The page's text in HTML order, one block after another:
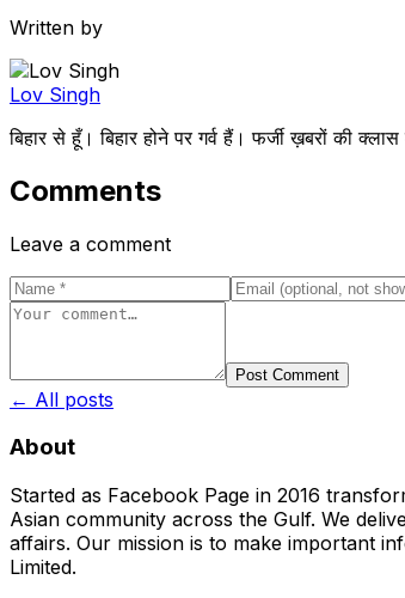
Written by
Lov Singh
बिहार से हूँ। बिहार होने पर गर्व हैं। फर्जी ख़बरों की
Comments
Leave a comment
Post Comment
← All posts
About
Started as Facebook Page in 2016
Asian community across the Gulf. We
affairs. Our mission is to make important
Limited.